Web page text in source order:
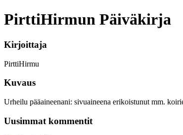
PirttiHirmun Päiväkirja
Kirjoittaja
PirttiHirmu
Kuvaus
Urheilu pääaineenani: sivuaineena erikoistunut mm.
Uusimmat kommentit